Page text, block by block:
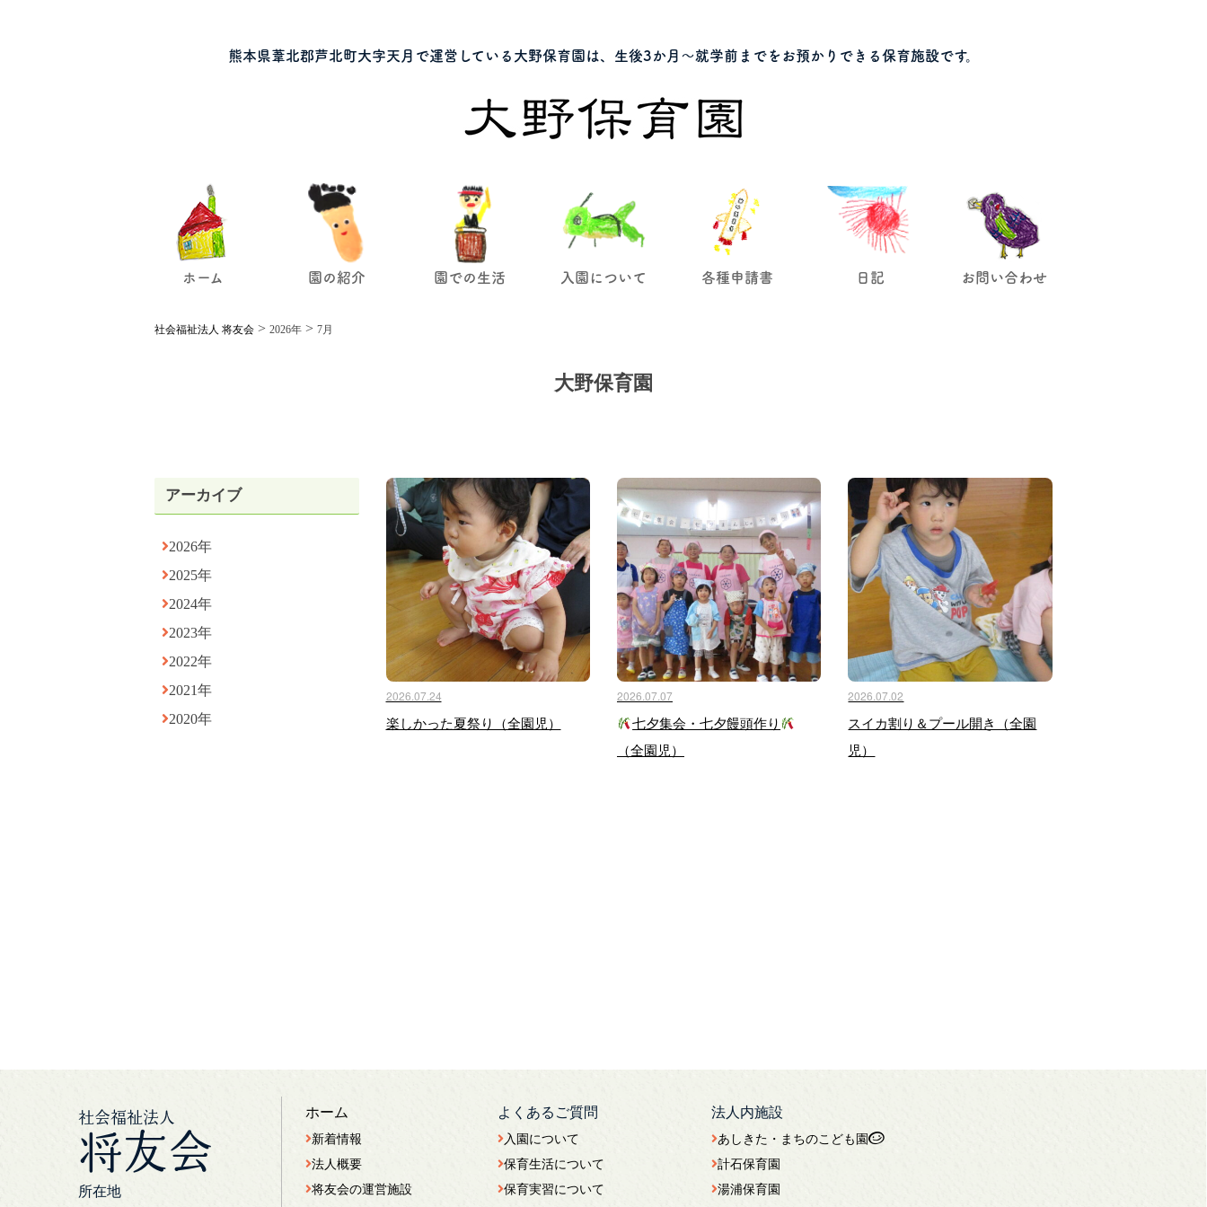
熊本県葦北郡芦北町大字天月で運営している大野保育園は、生後3か月～就学前までをお預かりできる保育施設です。
ホーム 園の紹介 園での生活 入園について 各種申請書 日記 お問い合わせ
社会福祉法人 将友会 > 2026年 > 7月
大野保育園
アーカイブ
2026年
2025年
2024年
2023年
2022年
2021年
2020年
2026.07.24
楽しかった夏祭り（全園児）
2026.07.07
七夕集会・七夕饅頭作り
（全園児）
2026.07.02
スイカ割り＆プール開き（全園
児）
社会福祉法人
将友会
所在地
ホーム
新着情報
法人概要
将友会の運営施設
よくあるご質問
入園について
保育生活について
保育実習について
法人内施設
あしきた・まちのこども園
計石保育園
湯浦保育園